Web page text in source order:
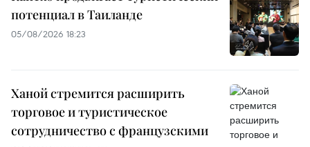
потенциал в Таиланде
05/08/2026 18:23
Ханой стремится расширить
торговое и туристическое
сотрудничество с французскими